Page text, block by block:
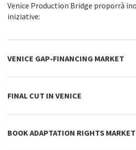
Venice Production Bridge proporrà
iniziative:
VENICE GAP-FINANCING MARKET
FINAL CUT IN VENICE
BOOK ADAPTATION RIGHTS MARKET